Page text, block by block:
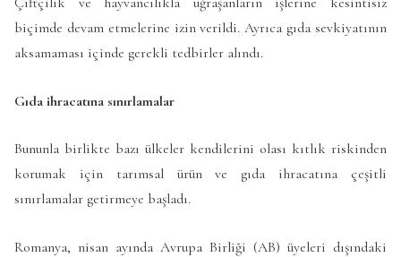
biçimde devam etmelerine izin verildi. Ayrıca gıda sevkiyatının
aksamaması içinde gerekli tedbirler alındı.
Gıda ihracatına sınırlamalar
Bununla birlikte bazı ülkeler kendilerini olası kıtlık riskinden
korumak için tarımsal ürün ve gıda ihracatına çeşitli
sınırlamalar getirmeye başladı.
Romanya, nisan ayında Avrupa Birliği (AB) üyeleri dışındaki